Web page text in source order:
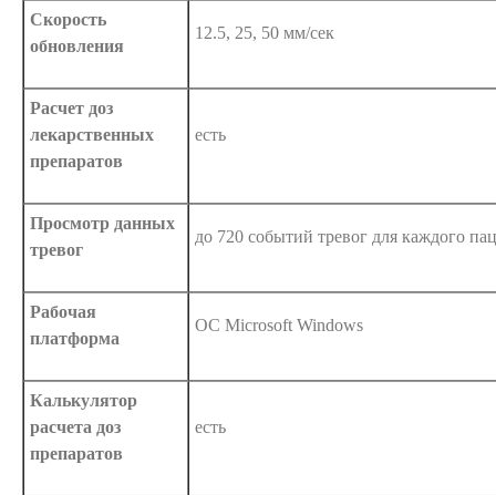
Скорость
обновления
12.5, 25, 50 мм/сек
Расчет доз
лекарственных
препаратов
есть
Просмотр данных
тревог
до 720 событий тревог для каждого
Рабочая
платформа
ОС Microsoft Windows
Калькулятор
расчета доз
препаратов
есть